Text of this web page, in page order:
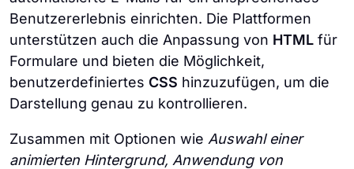
Benutzererlebnis einrichten. Die Plattformen
unterstützen auch die Anpassung von HTML für
Formulare und bieten die Möglichkeit,
benutzerdefiniertes CSS hinzuzufügen, um die
Darstellung genau zu kontrollieren.
Zusammen mit Optionen wie Auswahl einer
animierten Hintergrund, Anwendung von